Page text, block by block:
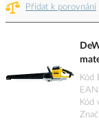
Přidat k porovnání
Kód
EAN
Kód